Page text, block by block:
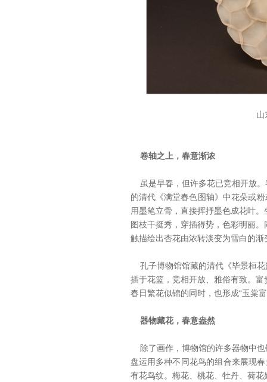
山
卷轴之上，春意渐浓
虽是早春，但许多花已竞相开放。
的清代《满堂春色图轴》中花朵或
用墨笔立骨，直接挥抒墨色成花叶
图枝干挺秀，穿插得势，色彩明丽
触描绘出杏花由浓转淡变为雪白的
孔子博物馆馆藏的清代《毕景桓花
插于花篮，竞相开放、雅俗有致。
春日繁花似锦的同时，也形成“玉棠
器物藏花，春意盎然
除了画作，博物馆的许多器物中也
盘运用多种不同花鸟的组合来展现
有花鸟纹。梅花、桃花、牡丹、荷